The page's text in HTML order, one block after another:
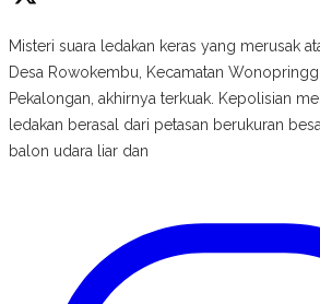
Misteri suara ledakan keras yang merusak
Desa Rowokembu, Kecamatan
Pekalongan, akhirnya terkuak. Kepolisian
ledakan berasal dari petasan berukuran
balon udara liar dan